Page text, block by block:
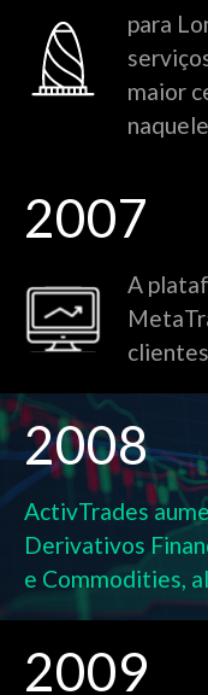
para
maior
2007
A
2008
ActivTrades
Derivativos
e Commodities,
2009